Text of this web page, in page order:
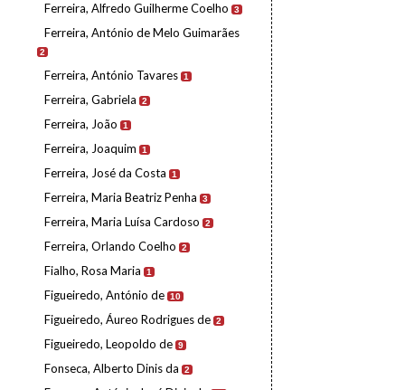
Ferreira, Alfredo Guilherme Coelho 3
Ferreira, António de Melo Guimarães
2
Ferreira, António Tavares 1
Ferreira, Gabriela 2
Ferreira, João 1
Ferreira, Joaquim 1
Ferreira, José da Costa 1
Ferreira, Maria Beatriz Penha 3
Ferreira, Maria Luísa Cardoso 2
Ferreira, Orlando Coelho 2
Fialho, Rosa Maria 1
Figueiredo, António de 10
Figueiredo, Áureo Rodrigues de 2
Figueiredo, Leopoldo de 9
Fonseca, Alberto Dinis da 2